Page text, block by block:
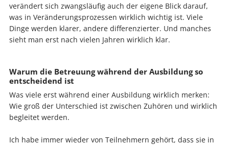
verändert sich zwangsläufig auch der eigene Blick darauf,
was in Veränderungsprozessen wirklich wichtig ist. Viele
Dinge werden klarer, andere differenzierter. Und manches
sieht man erst nach vielen Jahren wirklich klar.
Warum die Betreuung während der Ausbildung so
entscheidend ist
Was viele erst während einer Ausbildung wirklich merken:
Wie groß der Unterschied ist zwischen Zuhören und wirklich
begleitet werden.
Ich habe immer wieder von Teilnehmern gehört, dass sie in